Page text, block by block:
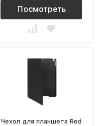
Посмотреть
Чехол для планшета Red